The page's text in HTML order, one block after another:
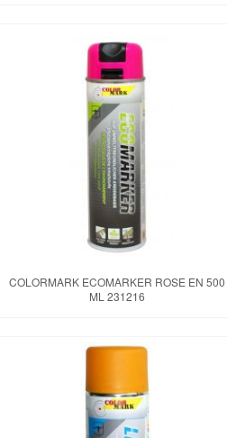
COLORMARK ECOMARKER ROSE EN 500
ML 231216